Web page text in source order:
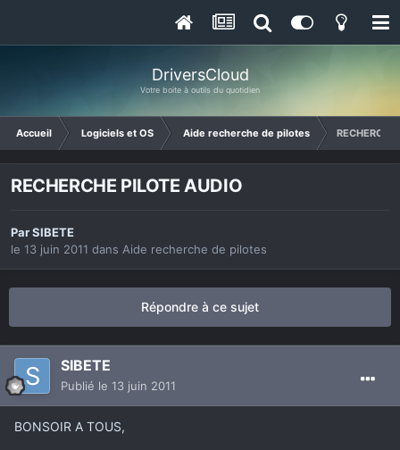
DriversCloud
Votre boite à outils du quotidien
Accueil Logiciels et OS Aide recherche de pilotes
RECHERCHE PILOTE AUDIO
ParSIBETE
le 13 juin 2011 dans Aide recherche de pilotes
Répondre à ce sujet
SIBETE
Publié le 13 juin 2011
BONSOIR A TOUS,